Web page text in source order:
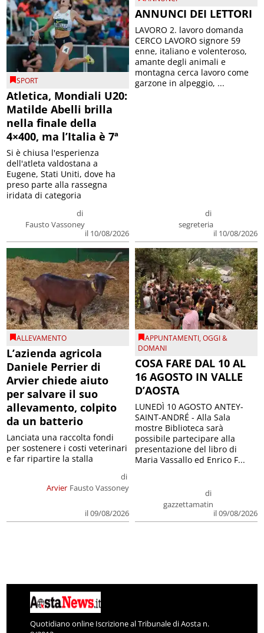
SPORT
Atletica, Mondiali U20:
Matilde Abelli brilla
nella finale della
4×400, ma l’Italia è 7ª
di
Fausto Vassoney
il 10/08/2026
Si è chiusa l'esperienza
dell'atleta valdostana a
Eugene, Stati Uniti, dove ha
preso parte alla rassegna
iridata di categoria
ANNUNCI DEI LETTORI
di
segreteria
il 10/08/2026
LAVORO 2. lavoro domanda
CERCO LAVORO signore 59
enne, italiano e volenteroso,
amante degli animali e
montagna cerca lavoro come
garzone in alpeggio, ...
ALLEVAMENTO
L’azienda agricola
Daniele Perrier di
Arvier chiede aiuto
per salvare il suo
allevamento, colpito
da un batterio
Arvier
di
Fausto Vassoney
il 09/08/2026
Lanciata una raccolta fondi
per sostenere i costi veterinari
e far ripartire la stalla
APPUNTAMENTI,OGGI &
DOMANI
COSA FARE DAL 10 AL
16 AGOSTO IN VALLE
D’AOSTA
di
gazzettamatin
il 09/08/2026
LUNEDÌ 10 AGOSTO ANTEY-
SAINT-ANDRÉ - Alla Sala
mostre Biblioteca sarà
possibile partecipare alla
presentazione del libro di
Maria Vassallo ed Enrico F...
Quotidiano online Iscrizione al Tribunale di Aosta n.